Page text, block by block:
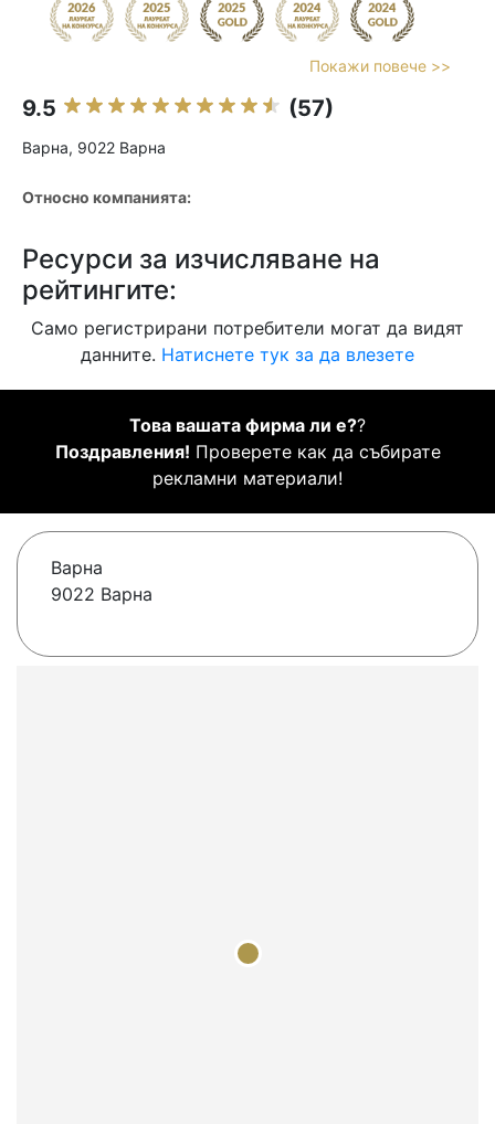
Покажи повече >>
9.5 (57)
Варна, 9022 Варна
Относно компанията:
Ресурси за изчисляване на
рейтингите:
Само регистрирани потребители могат да видят
данните. Натиснете тук за да влезете
Това вашата фирма ли е??
Поздравления! Проверете как да събирате
рекламни материали!
Варна
9022 Варна